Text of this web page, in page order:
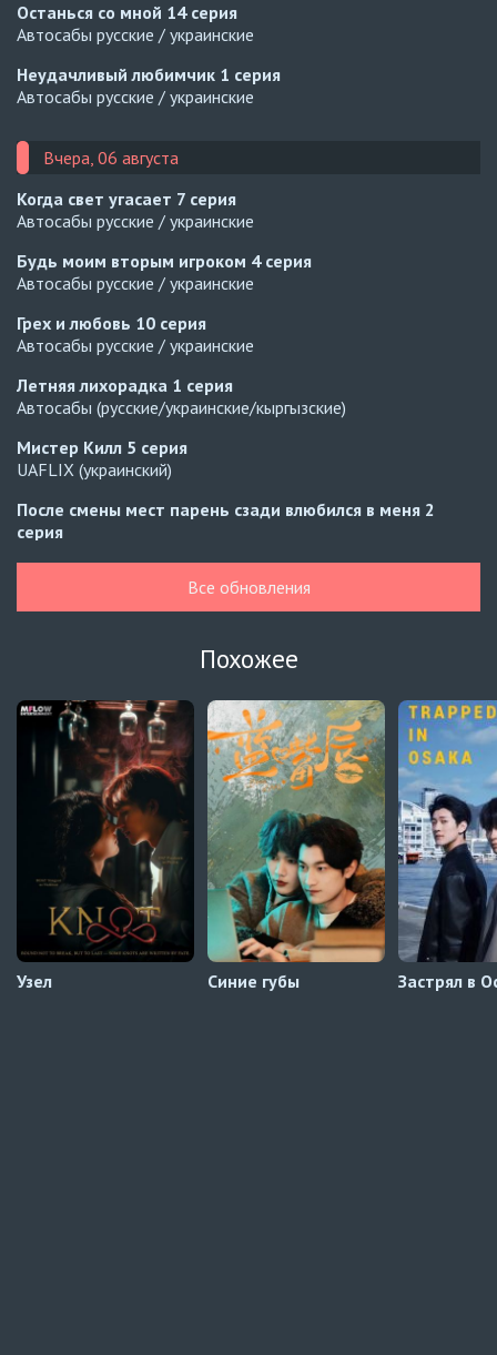
Останься со мной 14 серия
Автосабы русские / украинские
Неудачливый любимчик 1 серия
Автосабы русские / украинские
Вчера, 06 августа
Когда свет угасает 7 серия
Автосабы русские / украинские
Будь моим вторым игроком 4 серия
Автосабы русские / украинские
Грех и любовь 10 серия
Автосабы русские / украинские
Летняя лихорадка 1 серия
Автосабы (русские/украинские/кыргызские)
Мистер Килл 5 серия
UAFLIX (украинский)
После смены мест парень сзади влюбился в меня 2
серия
После смены мест парень сзади влюбился в меня
серия
Украинские субтитры
Навечно влюблённые
6 серия
BLDUB
Навечно влюблённые
5 серия
BLDUB
Мистер Килл
5 серия
AniDUB
Все обновления
Похожее
Узел Синие губы Застрял в